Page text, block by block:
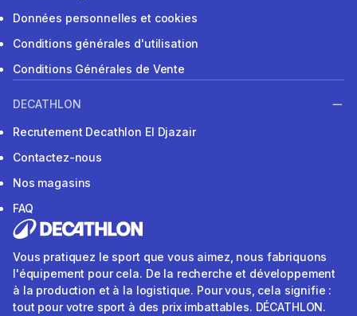
Données personnelles et cookies
Conditions générales d'utilisation
Conditions Générales de Vente
DECATHLON
Recrutement Decathlon El Djazair
Contactez-nous
Nos magasins
FAQ
Vous pratiquez le sport que vous aimez, nous fabriquons
l'équipement pour cela. De la recherche et développement
à la production et à la logistique. Pour vous, cela signifie :
tout pour votre sport à des prix imbattables. DÉCATHLON.